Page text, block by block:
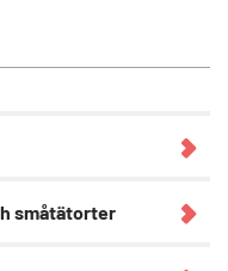
småtätorter